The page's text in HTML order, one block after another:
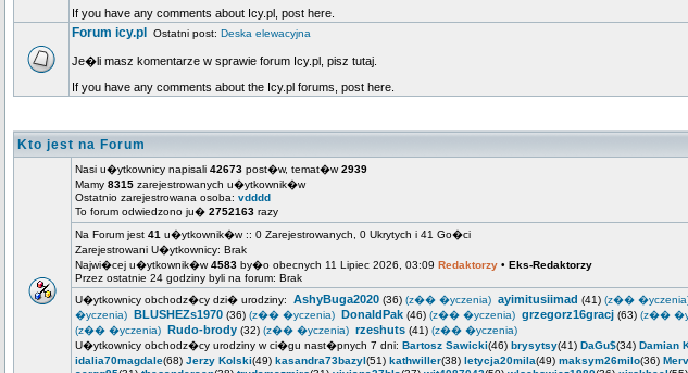
If you have any comments about Icy.pl, post here.
Forum icy.pl Ostatni post: Deska elewacyjna
Je�li masz komentarze w sprawie forum Icy.pl, pisz tutaj.
If you have any comments about the Icy.pl forums, post here.
Kto jest na Forum
Nasi u�ytkownicy napisali 42673 post�w, temat�w2939
Mamy 8315 zarejestrowanych u�ytkownik�w
Ostatnio zarejestrowana osoba: vdddd
To forum odwiedzono ju� 2752163 razy
Na Forum jest 41 u�ytkownik�w :: 0 Zarejestrowanych, 0 Ukrytych i 41 Go�ci
Zarejestrowani U�ytkownicy: Brak
Najwi�cej u�ytkownik�w4583 by�o obecnych 11 Lipiec 2026, 03:09 Redaktorzy • Eks-Redaktorzy
Przez ostatnie 24 godziny byli na forum: Brak
U�ytkownicy obchodz�cy dzi� urodziny: AshyBuga2020 (36) (z�� �yczenia) ayimitusiimad (41) (z��
�yczenia) BLUSHEZs1970 (36) (z�� �yczenia) DonaldPak (46) (z�� �yczenia) grzegorz16gracj (63) (z��
(z�� �yczenia) Rudo-brody (32) (z�� �yczenia) rzeshuts (41) (z�� �yczenia)
U�ytkownicy obchodz�cy urodziny w ci�gu nast�pnych 7 dni: Bartosz Sawicki(46) brysytsy(41) DaGu$(34) Damian
idalia70magdale(68) Jerzy Kolski(49) kasandra73bazyl(51) kathwiller(38) letycja20mila(49) maksym26milo(36)